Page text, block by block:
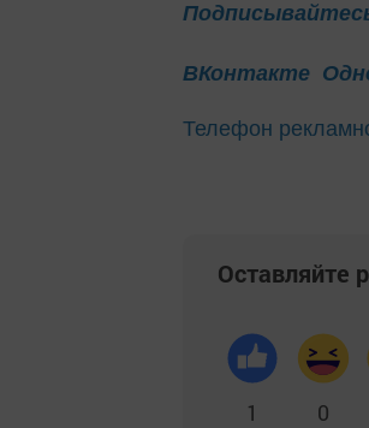
ВКонтакте
Телефон
Оставляйте
1 0